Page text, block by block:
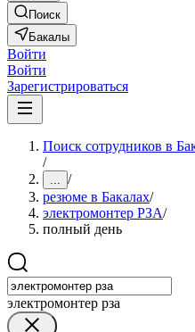
Поиск
Бакалы
Войти
Войти
Зарегистрироваться
Поиск сотрудников в
/
... /
резюме в Бакалах/
электромонтер РЗА/
полный день
электромонтер рза